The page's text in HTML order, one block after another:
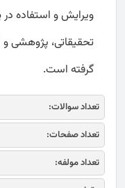
ویرایش و استفاده
تحقیقاتی، پژوهشی و
گرفته است.
تعداد سوالات:
تعداد صفحات:
تعداد مولفه: